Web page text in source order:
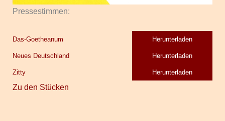
Pressestimmen:
Das-Goetheanum Herunterladen
Neues Deutschland Herunterladen
Zitty Herunterladen
Zu den Stücken